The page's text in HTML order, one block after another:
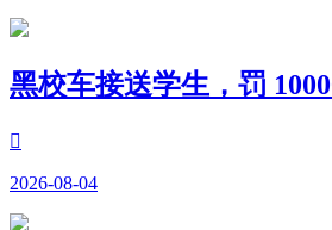
黑校车接送学生，罚

2026-08-04